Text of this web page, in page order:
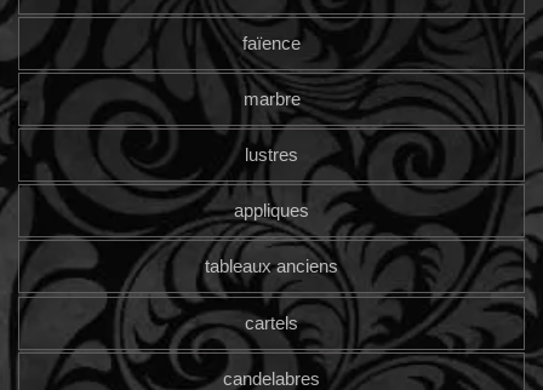
faïence
marbre
lustres
appliques
tableaux anciens
cartels
candelabres